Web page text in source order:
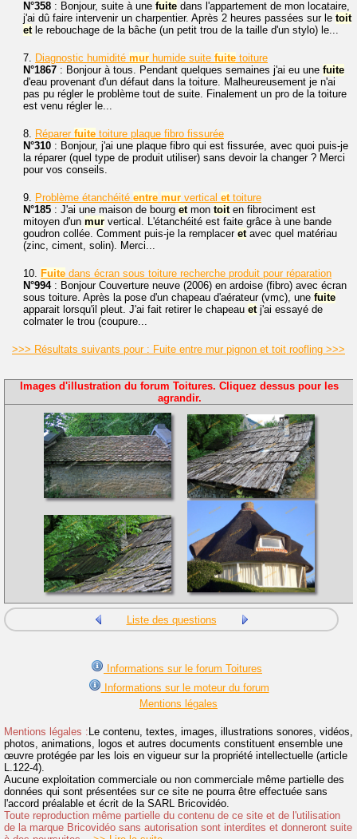
N°358 : Bonjour, suite à une fuite dans l'appartement de mon locataire,
j'ai dû faire intervenir un charpentier. Après 2 heures passées sur le toit
etle rebouchage de la bâche (un petit trou de la taille d'un stylo) le...
7. Diagnostic humidité mur humide suite fuite toiture
N°1867 : Bonjour à tous. Pendant quelques semaines j'ai eu une fuite
d'eau provenant d'un défaut dans la toiture. Malheureusement je n'ai
pas pu régler le problème tout de suite. Finalement un pro de la toiture
est venu régler le...
8. Réparer fuite toiture plaque fibro fissurée
N°310 : Bonjour, j'ai une plaque fibro qui est fissurée, avec quoi puis-je
la réparer (quel type de produit utiliser) sans devoir la changer ? Merci
pour vos conseils.
9. Problème étanchéité entre mur vertical ettoiture
N°185 : J'ai une maison de bourg etmon toiten fibrociment est
mitoyen d'un mur vertical. L'étanchéité est faite grâce à une bande
goudron collée. Comment puis-je la remplacer etavec quel matériau
(zinc, ciment, solin). Merci...
10. Fuite dans écran sous toiture recherche produit pour réparation
N°994: Bonjour Couverture neuve (2006) en ardoise (fibro) avec écran
sous toiture. Après la pose d'un chapeau d'aérateur (vmc), une fuite
apparait lorsqu'il pleut. J'ai fait retirer le chapeau etj'ai essayé de
colmater le trou (coupure...
>>> Résultats suivants pour : Fuite entre mur pignon et toit roofling >>>
Images d'illustration du forum Toitures. Cliquez dessus pour les
agrandir.
Liste des questions
Informations sur le forum Toitures
Informations sur le moteur du forum
Mentions légales
Mentions légales : Le contenu, textes, images, illustrations sonores, vidéos,
photos, animations, logos et autres documents constituent ensemble une
œuvre protégée par les lois en vigueur sur la propriété intellectuelle (article
L.122-4).
Aucune exploitation commerciale ou non commerciale même partielle des
données qui sont présentées sur ce site ne pourra être effectuée sans
l'accord préalable et écrit de la SARL Bricovidéo.
Toute reproduction même partielle du contenu de ce site et de l'utilisation
de la marque Bricovidéo sans autorisation sont interdites et donneront suite